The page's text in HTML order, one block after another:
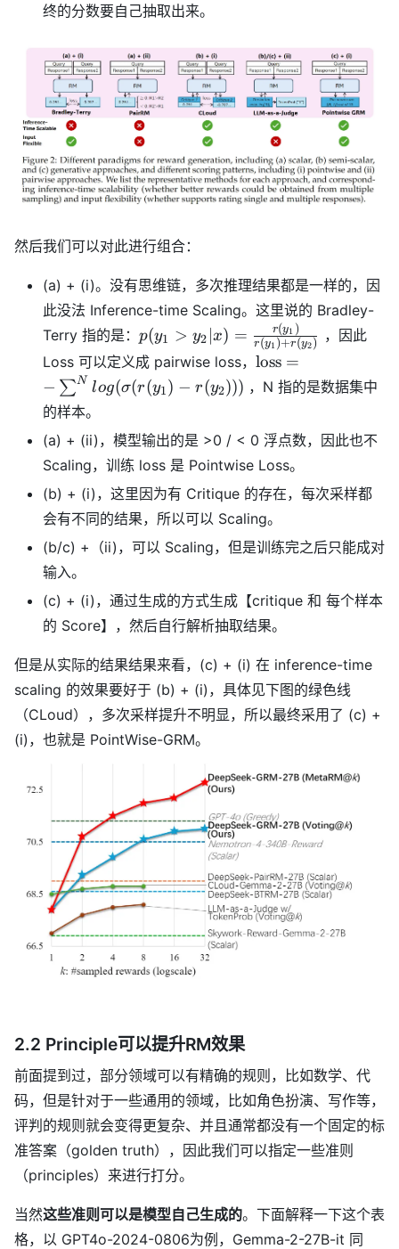
终的分数要自己抽取出来。
然后我们可以对此进行组合：
(a) + (i)。没有思维链，多次推理结果都是一样的，因
此没法 Inference-time Scaling。这里说的 Bradley-
Terry 指的是： p(y_1 > y_2
| x) =
\frac{r(y_1)}
{r(y_1) +
p(y1 > y2 ∣x) = r(y1)+r(y2 )
r(y1 )
，因此
Loss 可以定义成 pairwise loss， \text{loss} = -
\sum^{N}
log(\sigma(r(y_1)
loss =
− ∑N log(σ(r(y1) − r(y2))) ，N 指的是数据集中
的样本。
(a) + (ii)，模型输出的是 >0 / < 0 浮点数，因此也不
Scaling，训练 loss 是 Pointwise Loss。
(b) + (i)，这里因为有 Critique 的存在，每次采样都
会有不同的结果，所以可以 Scaling。
(b/c) +（ii)，可以 Scaling，但是训练完之后只能成对
输入。
(c) + (i)，通过生成的方式生成【critique 和 每个样本
的 Score】，然后自行解析抽取结果。
但是从实际的结果结果来看，(c) + (i) 在 inference-time
scaling 的效果要好于 (b) + (i)，具体见下图的绿色线
（CLoud），多次采样提升不明显，所以最终采用了 (c) +
(i)，也就是 PointWise-GRM。
2.2 Principle可以提升RM效果
前面提到过，部分领域可以有精确的规则，比如数学、代
码，但是针对于一些通用的领域，比如角色扮演、写作等，
评判的规则就会变得更复杂、并且通常都没有一个固定的标
准答案（golden truth），因此我们可以指定一些准则
（principles）来进行打分。
当然这些准则可以是模型自己生成的。下面解释一下这个表
格，以 GPT4o-2024-0806为例，Gemma-2-27B-it 同